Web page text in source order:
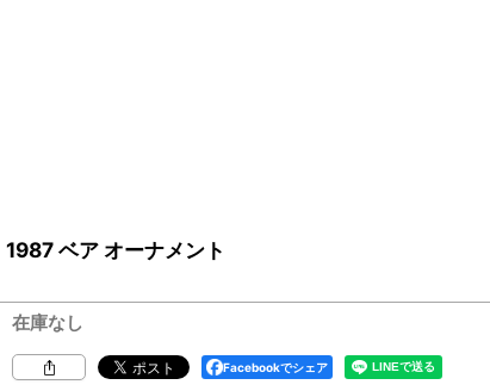
1987 ベア オーナメント
在庫なし
Facebookでシェア